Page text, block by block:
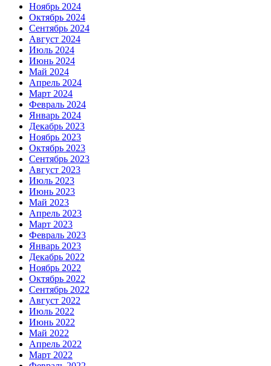
Ноябрь 2024
Октябрь 2024
Сентябрь 2024
Август 2024
Июль 2024
Июнь 2024
Май 2024
Апрель 2024
Март 2024
Февраль 2024
Январь 2024
Декабрь 2023
Ноябрь 2023
Октябрь 2023
Сентябрь 2023
Август 2023
Июль 2023
Июнь 2023
Май 2023
Апрель 2023
Март 2023
Февраль 2023
Январь 2023
Декабрь 2022
Ноябрь 2022
Октябрь 2022
Сентябрь 2022
Август 2022
Июль 2022
Июнь 2022
Май 2022
Апрель 2022
Март 2022